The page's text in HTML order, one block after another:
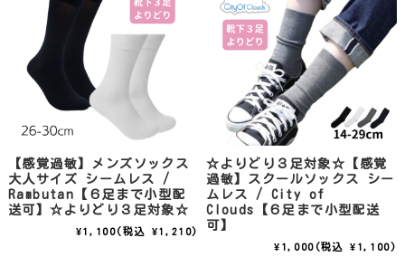
【感覚過敏】メンズソックス
大人サイズ シームレス /
Rambutan【６足まで小型配
送可】☆よりどり３足対象☆
¥1,100(税込 ¥1,210)
☆よりどり３足対象☆【感覚
過敏】スクールソックス シー
ムレス / City of
Clouds【６足まで小型配送
可】
¥1,000 (税込 ¥1,100)